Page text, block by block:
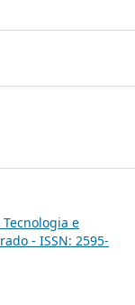
e
- ISSN: 2595-